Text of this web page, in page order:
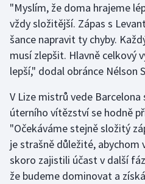
Ragby
Rychlobruslení
Rychlostní kanoistika
Short track
Sportovní střelba
Stolní tenis
"Myslím, že doma hrajeme
vždy složitější. Zápas s
šance napravit ty chyby.
musí zlepšit. Hlavně celkový
lepší," dodal obránce Nélson
V Lize mistrů vede Barcelona
úterního vítězství se hodně
"Očekáváme stejně složitý
je strašně důležité, abychom
skoro zajistili účast v další
že budeme dominovat a